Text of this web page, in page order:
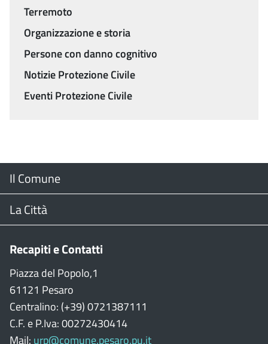
Terremoto
Organizzazione e storia
Persone con danno cognitivo
Notizie Protezione Civile
Eventi Protezione Civile
Menu
Footer
Il Comune
Il Sindaco
Consiglio Comunale
CON
Garante persone con disabilità
La Città
Web Cam
Stradario
WiFi
Città della Musica
Recapiti e Contatti
Piazza del Popolo,1
61121 Pesaro
Centralino: (+39) 0721387111
C.F. e P.Iva: 00272430414
Mail: urp@comune.pesaro.pu.it